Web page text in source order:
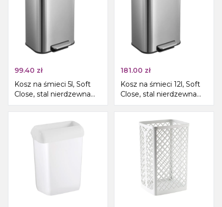
99.40 zł
Kosz na śmieci 5l, Soft
Close, stal nierdzewna
mat
181.00 zł
Kosz na śmieci 12l, Soft
Close, stal nierdzewna
mat